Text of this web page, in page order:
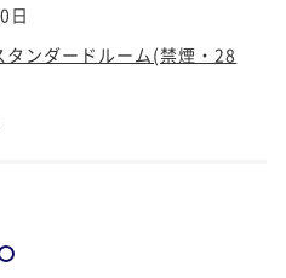
日
ンダードルーム(禁煙・28